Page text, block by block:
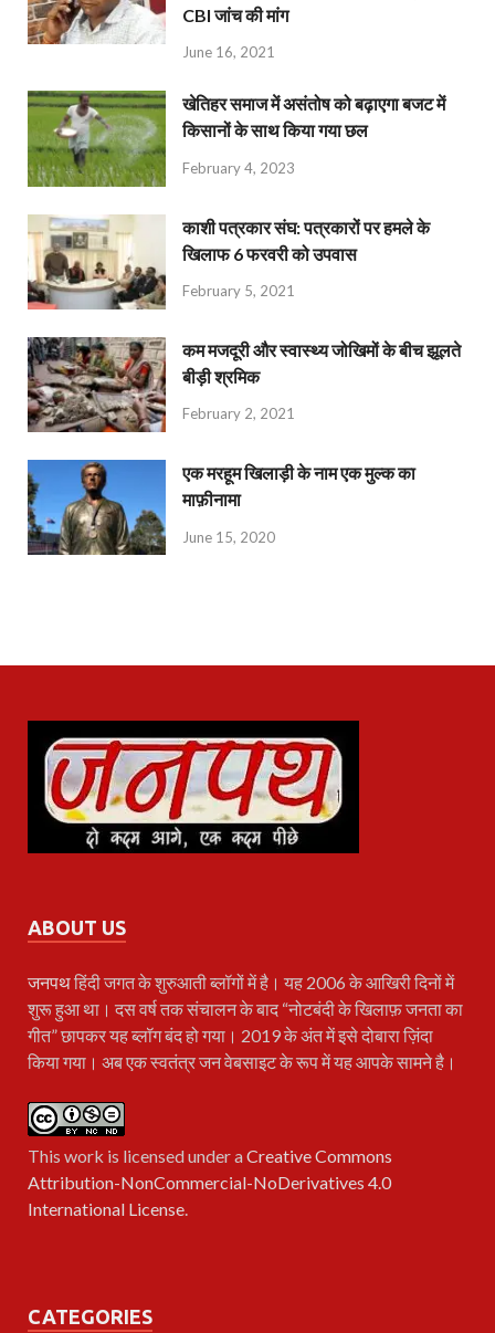
CBI जांच की मांग
June 16, 2021
खेतिहर समाज में असंतोष को बढ़ाएगा बजट में
किसानों के साथ किया गया छल
February 4, 2023
काशी पत्रकार संघ: पत्रकारों पर हमले के
खिलाफ 6 फरवरी को उपवास
February 5, 2021
कम मजदूरी और स्वास्थ्य जोखिमों के बीच झूलते
बीड़ी श्रमिक
February 2, 2021
एक मरहूम खिलाड़ी के नाम एक मुल्क का
माफ़ीनामा
June 15, 2020
ABOUT US
जनपथहिंदी जगत के शुरुआती ब्लॉगों में है। यह 2006 के आखिरी दिनों में
शुरू हुआ था। दस वर्ष तक संचालन के बाद “नोटबंदी के खिलाफ़ जनता का
गीत” छापकर यह ब्लॉग बंद हो गया। 2019 के अंत में इसे दोबारा ज़िंदा
किया गया। अब एक स्वतंत्र जन वेबसाइट के रूप में यह आपके सामने है।
This work is licensed under aCreative Commons
Attribution-NonCommercial-NoDerivatives 4.0
International License.
CATEGORIES